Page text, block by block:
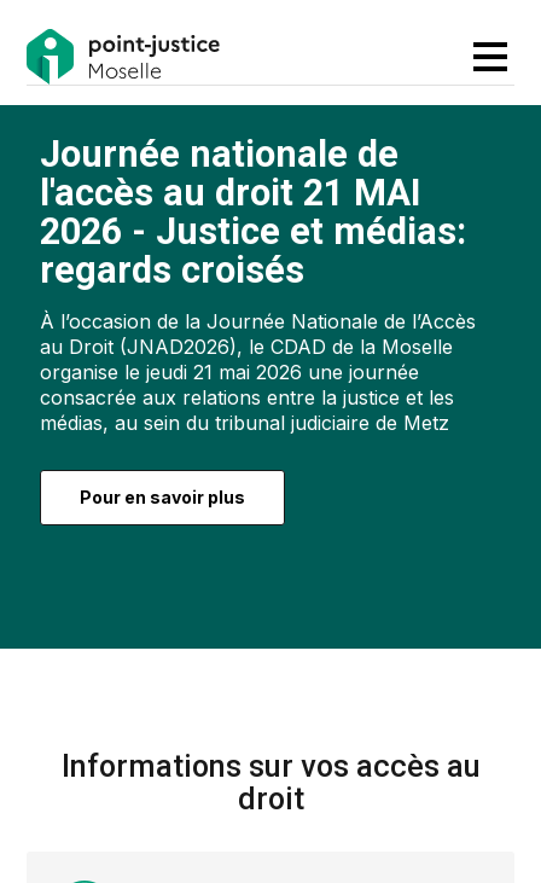
Journée nationale de
l'accès au droit 21 MAI
2026 - Justice et médias:
regards croisés
À l’occasion de la Journée Nationale de l’Accès
au Droit (JNAD2026), le CDAD de la Moselle
organise le jeudi 21 mai 2026 une journée
consacrée aux relations entre la justice et les
médias, au sein du tribunal judiciaire de Metz
Pour en savoir plus
Informations sur vos accès au
droit